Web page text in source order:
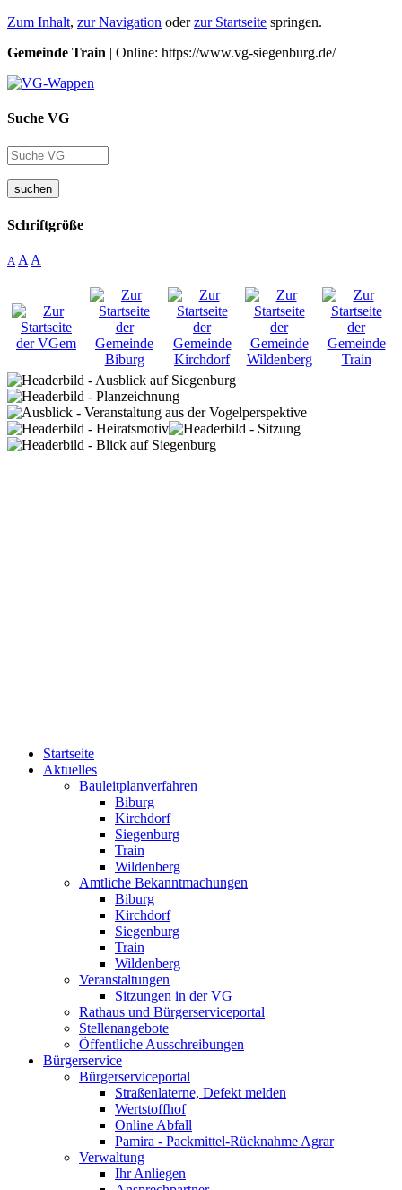
Zum Inhalt, zur Navigation oderzur Startseite springen.
Gemeinde Train | Online: https://www.vg-siegenburg.de/
Suche VG
suchen
Schriftgröße
A A A
Startseite
Aktuelles
Bauleitplanverfahren
Biburg
Kirchdorf
Siegenburg
Train
Wildenberg
Amtliche Bekanntmachungen
Biburg
Kirchdorf
Siegenburg
Train
Wildenberg
Veranstaltungen
Sitzungen in der VG
Rathaus und Bürgerserviceportal
Stellenangebote
Öffentliche Ausschreibungen
Bürgerservice
Bürgerserviceportal
Straßenlaterne, Defekt melden
Wertstoffhof
Online Abfall
Pamira - Packmittel-Rücknahme Agrar
Verwaltung
Ihr Anliegen